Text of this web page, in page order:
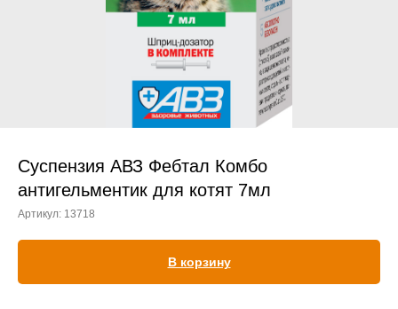
Лечение шиншилл
Суспензия АВЗ Фебтал Комбо
антигельментик для котят 7мл
Артикул: 13718
В корзину